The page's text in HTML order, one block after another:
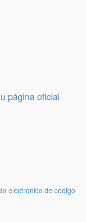
página oficial
electrónico de código